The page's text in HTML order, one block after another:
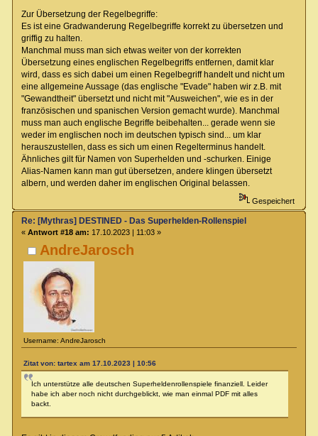
Zur Übersetzung der Regelbegriffe:
Es ist eine Gradwanderung Regelbegriffe korrekt zu übersetzen und
griffig zu halten.
Manchmal muss man sich etwas weiter von der korrekten
Übersetzung eines englischen Regelbegriffs entfernen, damit klar
wird, dass es sich dabei um einen Regelbegriff handelt und nicht um
eine allgemeine Aussage (das englische "Evade" haben wir z.B. mit
"Gewandtheit" übersetzt und nicht mit "Ausweichen", wie es in der
französischen und spanischen Version gemacht wurde). Manchmal
muss man auch englische Begriffe beibehalten... gerade wenn sie
weder im englischen noch im deutschen typisch sind... um klar
herauszustellen, dass es sich um einen Regelterminus handelt.
Ähnliches gilt für Namen von Superhelden und -schurken. Einige
Alias-Namen kann man gut übersetzen, andere klingen übersetzt
albern, und werden daher im englischen Original belassen.
Gespeichert
AndreJarosch
Username: AndreJarosch
Re: [Mythras] DESTINED - Das Superhelden-Rollenspiel
« Antwort #18 am: 17.10.2023 | 11:03 »
Zitat von: tartex am 17.10.2023 | 10:56
Ich unterstütze alle deutschen Superheldenrollenspiele finanziell. Leider
habe ich aber noch nicht durchgeblickt, wie man einmal PDF mit alles
backt.